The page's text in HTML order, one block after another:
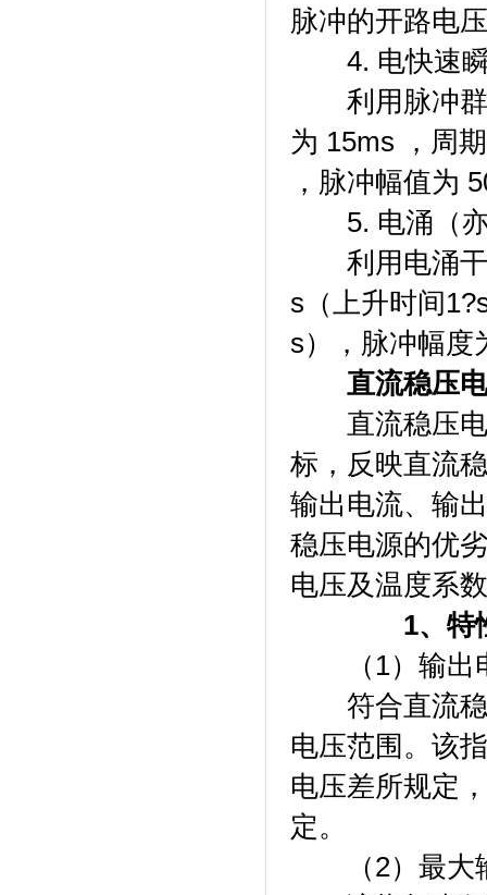
脉冲的开路电
4. 电快速瞬
利用脉冲群
为 15ms ，周
，脉冲幅值为
5. 电涌（亦
利用电涌干
s（上升时间
s），脉冲幅度
直流稳压
直流稳压电
标，反映直流
输出电流、输
稳压电源的优
电压及温度系
1、特
（1）输出
符合直流稳
电压范围。该
电压差所规定
定。
（2）最大